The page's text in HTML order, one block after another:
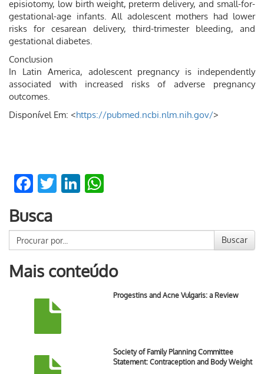
episiotomy, low birth weight, preterm delivery, and small-for-
gestational-age infants. All adolescent mothers had lower
risks for cesarean delivery, third-trimester bleeding, and
gestational diabetes.
Conclusion
In Latin America, adolescent pregnancy is independently
associated with increased risks of adverse pregnancy
outcomes.
Disponível Em: <https://pubmed.ncbi.nlm.nih.gov/>
Facebook
TwitterLinkedIn
Busca
Buscar
Mais conteúdo
Progestins and Acne Vulgaris: a Review
Society of Family Planning Committee
Statement: Contraception and Body Weight